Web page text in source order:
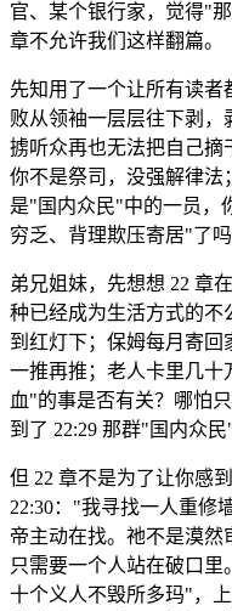
官、某个银行家，觉得"
章不允许我们这样翻篇。
先知用了一个让所有读
败从领袖一层层往下剥，
掳听众再也无法把自己摘
你不是祭司，没强解律法
是"国内众民"中的一员，
穷乏、背理欺压寄居"了吗
弟兄姐妹，先想想 22 章
种已经成为生活方式的不
到红灯下；保姆每月寄
一推再推；老人卡里几
血"的事是否有关？哪怕
到了 22:29 那群"国内众民
但 22 章不是为了让你感
22:30："我寻找一人重
帝主动在找。祂不是漠然
只需要一个人站在破口里
十个义人不毁所多玛"，